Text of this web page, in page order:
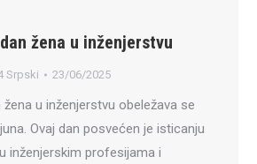
žena u inženjerstvu
Srpski 23/06/2025
u inženjerstvu obeležava se
Ovaj dan posvećen je isticanju
inženjerskim profesijama i